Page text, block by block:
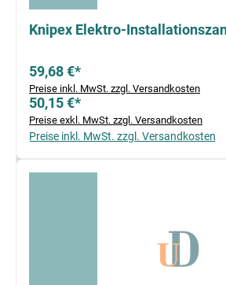
Knipex Elektro-
59,68 €*
Preise inkl. MwSt. zzgl. Versandkosten
50,15 €*
Preise exkl. MwSt. zzgl. Versandkosten
Preise inkl. MwSt. zzgl. Versandkosten